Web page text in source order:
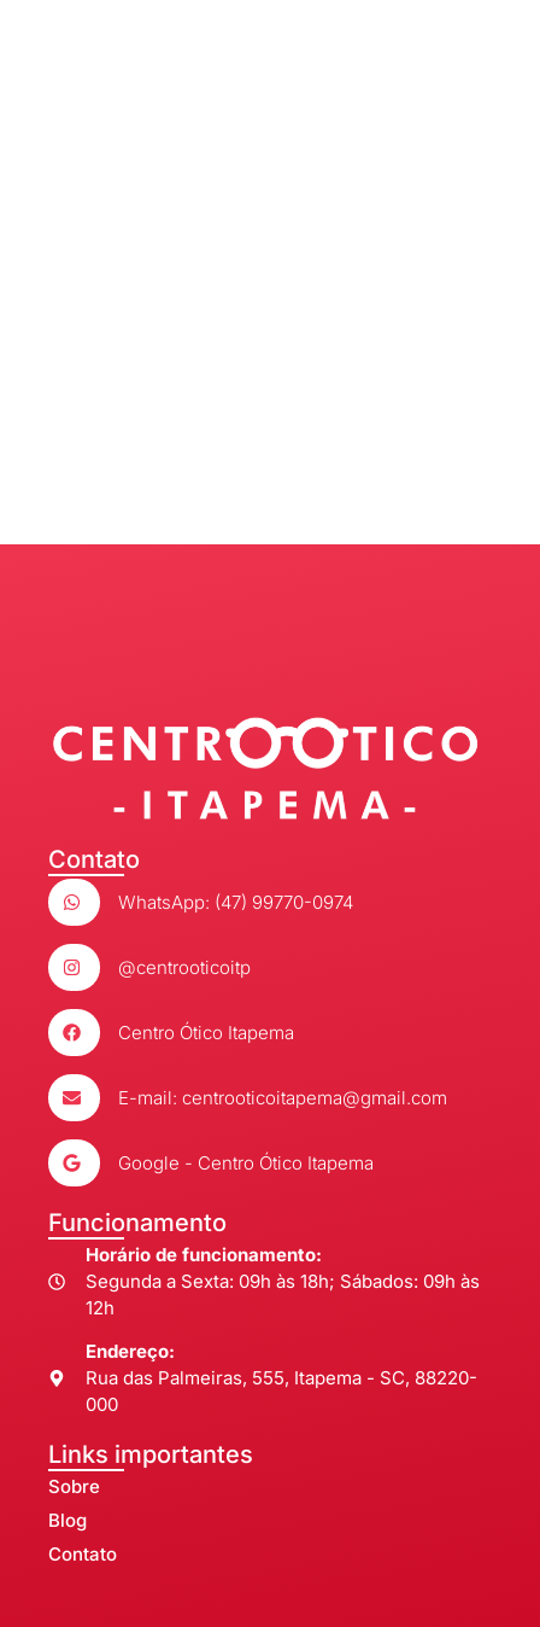
Contato
WhatsApp: (47) 99770-0974
@centrooticoitp
Centro Ótico Itapema
E-mail: centrooticoitapema@gmail.com
Google - Centro Ótico Itapema
Funcionamento
Horário de funcionamento:
Segunda a Sexta: 09h às 18h; Sábados: 09h às
12h
Endereço:
Rua das Palmeiras, 555, Itapema - SC, 88220-
000
Links importantes
Sobre
Blog
Contato